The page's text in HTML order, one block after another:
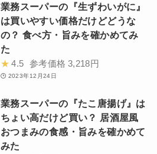
業務スーパーの『生ずわいがに』
は買いやすい価格だけどどうな
の？ 食べ方・旨みを確かめてみ
た
★ 4.5 参考価格 3,218円
2023年12月24日
業務スーパーの『たこ唐揚げ』は
ちょい高だけど買い？ 居酒屋風
おつまみの食感・旨みを確かめて
みた